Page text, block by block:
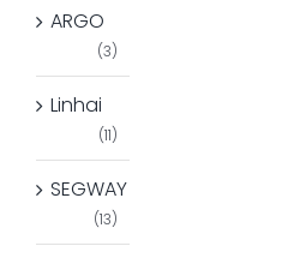
ARGO
(3)
Linhai
(11)
SEGWAY
(13)